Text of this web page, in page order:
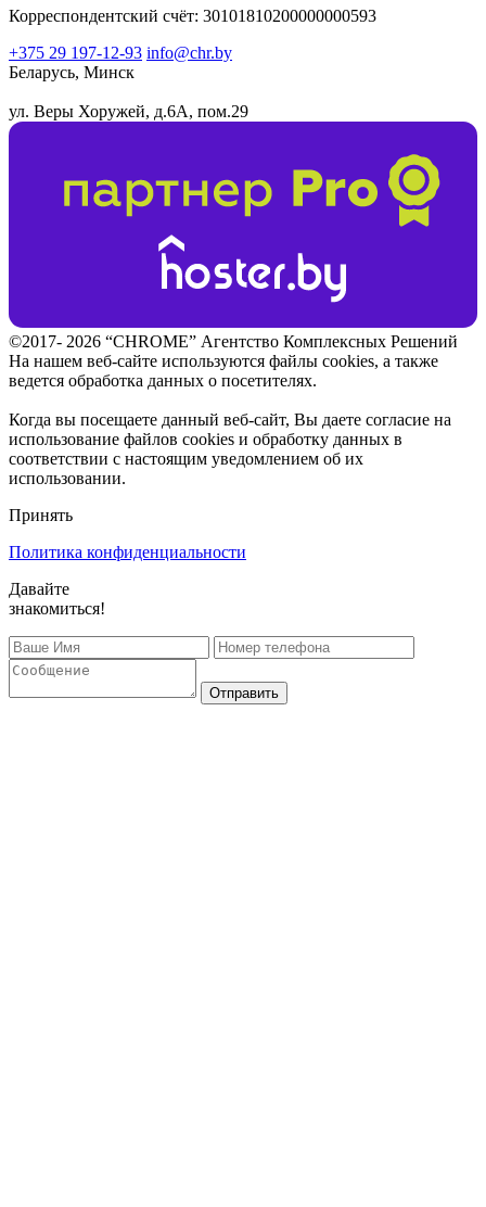
Корреспондентский счёт: 30101810200000000593
+375 29 197-12-93 info@chr.by
Беларусь, Минск
ул. Веры Хоружей, д.6А, пом.29
©2017- 2026 “CHROME” Агентство Комплексных Решений
На нашем веб-сайте используются файлы cookies, а также
ведется обработка данных о посетителях.
Когда вы посещаете данный веб-сайт, Вы даете согласие на
использование файлов cookies и обработку данных в
соответствии с настоящим уведомлением об их
использовании.
Принять
Политика конфиденциальности
Давайте
знакомиться!
Отправить